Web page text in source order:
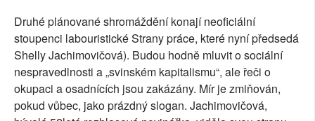
Druhé plánované shromáždění konají neoficiální
stoupenci labouristické Strany práce, které nyní předsedá
Shelly Jachimovičová). Budou hodně mluvit o sociální
nespravedlnosti a „svinském kapitalismu“, ale řeči o
okupaci a osadnících jsou zakázány. Mír je zmiňován,
pokud vůbec, jako prázdný slogan. Jachimovičová,